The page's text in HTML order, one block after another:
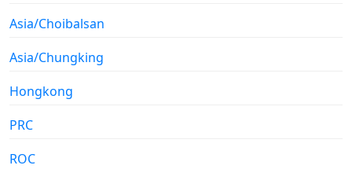
Asia/Choibalsan
Asia/Chungking
Hongkong
PRC
ROC